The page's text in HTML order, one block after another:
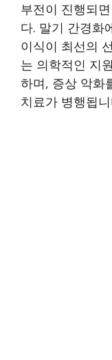
부전이 진행되
다. 말기 간경화
이식이 최선의
는 의학적인 지
하며, 증상 악화
치료가 병행됩